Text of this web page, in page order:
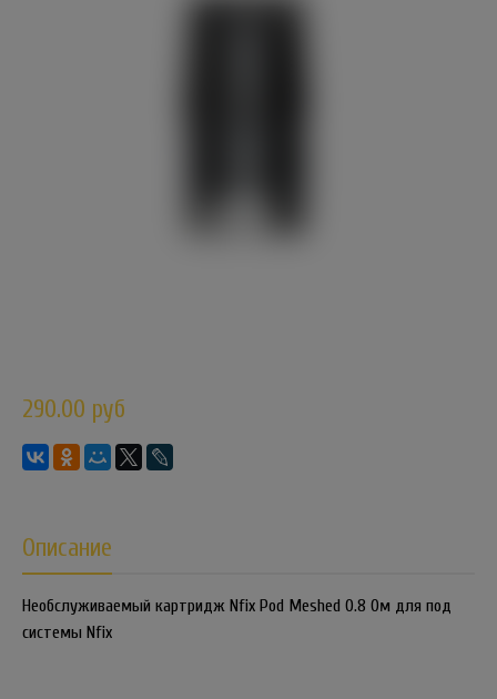
290.00 руб
Описание
Необслуживаемый картридж Nfix Pod Meshed 0.8 Ом для под
системы Nfix